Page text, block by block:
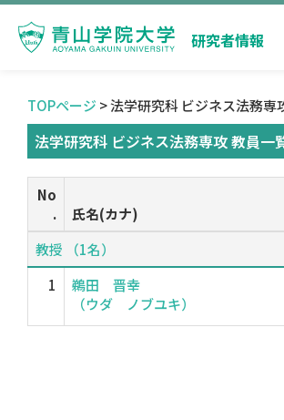
研究者情報
TOPページ > 法学研究科 ビジネス法務専
法学研究科 ビジネス法務専攻 教員一
No
.
氏名(カナ)
教授 （1名）
1
鵜田 晋幸
（ウダ ノブユキ）